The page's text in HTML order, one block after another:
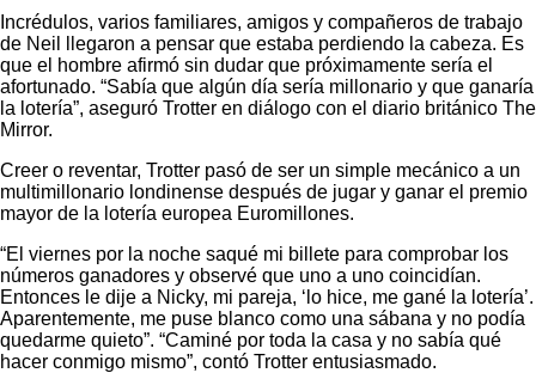
Incrédulos, varios familiares, amigos y compañeros de trabajo
de Neil llegaron a pensar que estaba perdiendo la cabeza. Es
que el hombre afirmó sin dudar que próximamente sería el
afortunado. “Sabía que algún día sería millonario y que ganaría
la lotería”, aseguró Trotter en diálogo con el diario británico The
Mirror.
Creer o reventar, Trotter pasó de ser un simple mecánico a un
multimillonario londinense después de jugar y ganar el premio
mayor de la lotería europea Euromillones.
“El viernes por la noche saqué mi billete para comprobar los
números ganadores y observé que uno a uno coincidían.
Entonces le dije a Nicky, mi pareja, ‘lo hice, me gané la lotería’.
Aparentemente, me puse blanco como una sábana y no podía
quedarme quieto”. “Caminé por toda la casa y no sabía qué
hacer conmigo mismo”, contó Trotter entusiasmado.